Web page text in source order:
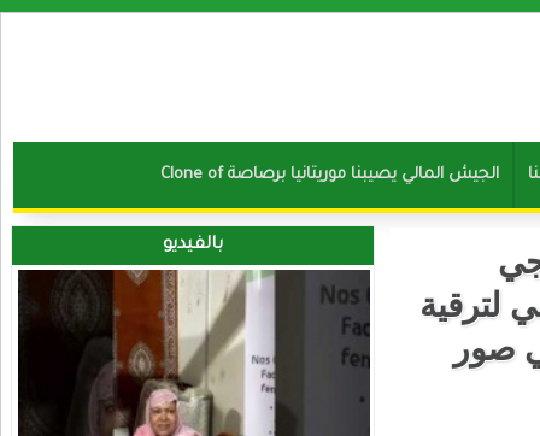
Clone of الجيش المالي يصيبنا موريتانيا برصاصة
لترقية
صور
بالفيديو